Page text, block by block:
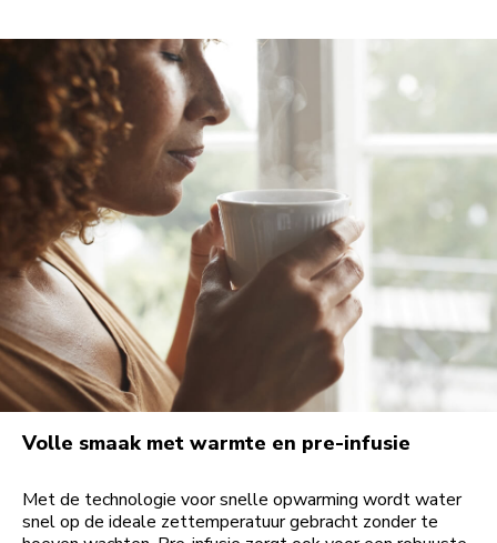
Volle smaak met warmte en pre-infusie
Met de technologie voor snelle opwarming wordt water
snel op de ideale zettemperatuur gebracht zonder te